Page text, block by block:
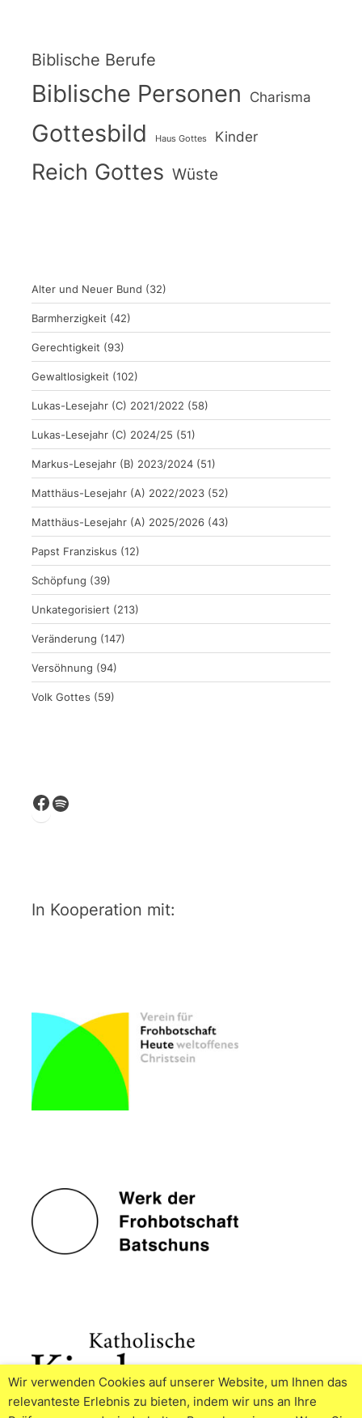
Biblische Berufe
Biblische Personen Charisma
Gottesbild Haus Gottes Kinder
Reich Gottes Wüste
Alter und Neuer Bund (32)
Barmherzigkeit (42)
Gerechtigkeit (93)
Gewaltlosigkeit (102)
Lukas-Lesejahr (C) 2021/2022 (58)
Lukas-Lesejahr (C) 2024/25 (51)
Markus-Lesejahr (B) 2023/2024 (51)
Matthäus-Lesejahr (A) 2022/2023 (52)
Matthäus-Lesejahr (A) 2025/2026 (43)
Papst Franziskus (12)
Schöpfung (39)
Unkategorisiert (213)
Veränderung (147)
Versöhnung (94)
Volk Gottes (59)
Facebook
Spotify
In Kooperation mit:
Wir verwenden Cookies auf unserer Website, um Ihnen das
relevanteste Erlebnis zu bieten, indem wir uns an Ihre